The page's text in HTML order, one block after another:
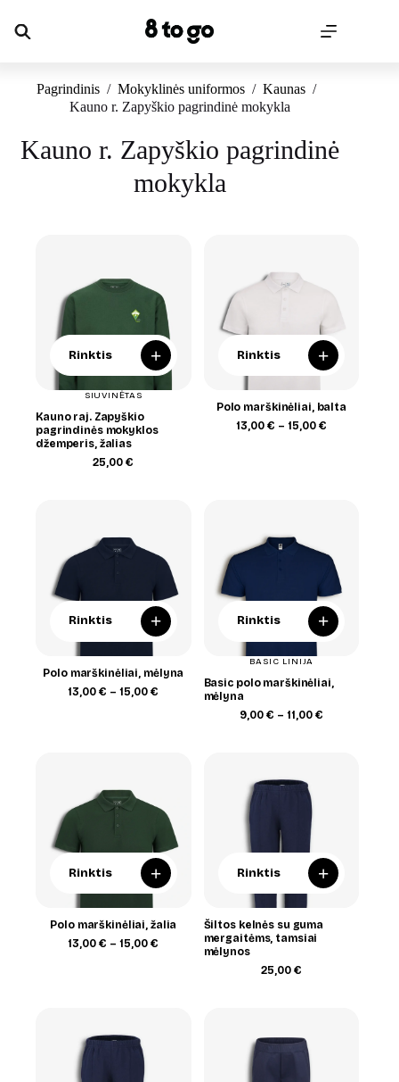
content
Pagrindinis / Mokyklinės uniformos / Kaunas /
Kauno r. Zapyškio pagrindinė mokykla
Kauno r. Zapyškio pagrindinė
mokykla
Rinktis +
SIUVINĖTAS
Kauno raj. Zapyškio
pagrindinės mokyklos
džemperis, žalias
25,00€
Rinktis +
Polo marškinėliai, balta
13,00 € – 15,00 €Price
Rinktis +
Polo marškinėliai, mėlyna
13,00€ – 15,00€
Rinktis +
BASIC LINIJA
Basic polo marškinėliai,
mėlyna
9,00 € – 11,00 €Price
Rinktis +
Polo marškinėliai, žalia
13,00€ – 15,00€
Rinktis +
Šiltos kelnės su guma
mergaitėms, tamsiai
mėlynos
25,00 €